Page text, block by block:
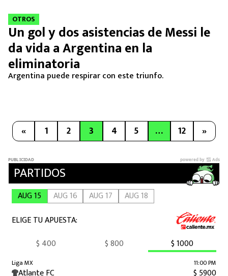
OTROS
Un gol y dos asistencias de Messi le
da vida a Argentina en la
eliminatoria
Argentina puede respirar con este triunfo.
« 1 2 3 4 5 … 12 »